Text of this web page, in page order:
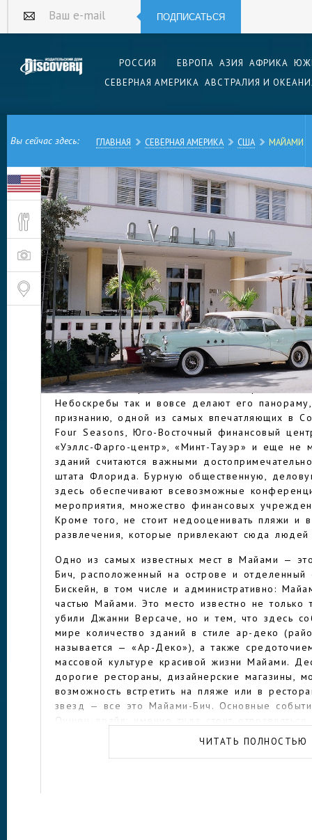
Ваш e-mail ПОДПИСАТЬСЯ
РОССИЯ ЕВРОПА АЗИЯ АФРИКА
СЕВЕРНАЯ АМЕРИКА АВСТРАЛИЯ И
Вы сейчас здесь: ГЛАВНАЯ СЕВЕРНАЯ АМЕРИКА США МАЙАМИ
МАЙАМИ
Вошедшие в разряд культовых сериалы
«Декстер», фильм «Миссия в Майами» и
действие которых происходит в этом городе,
Смита и многое другое говорит о том, что
в массовой культуре. Все знают, что Майами
длинные пляжи, широкие бульвары, красивые
жизнь и прочие разнообразные развлечения
по фильмам и сериалам). Соответствует ли
взращенным киноиндустрией стереотипам?
Конечно, все вышеперечисленное, а также
(которой здесь даже посвящен музей),
магазины, дорогие бутики и шикарные
по величине городе солнечной Флориды
Небоскребы так и вовсе делают его
признанию, одной из самых впечатляющих в
Four Seasons, Юго-Восточный финансовый
«Уэллс-Фарго-центр», «Минт-Тауэр» и еще не
зданий считаются важными
штата Флорида. Бурную общественную,
здесь обеспечивают всевозможные
мероприятия, множество финансовых
Кроме того, не стоит недооценивать пляжи и
развлечения, которые привлекают сюда
Одно из самых известных мест в Майами —
Бич, расположенный на острове и отделенный
Бискейн, в том числе и административно:
частью Майами. Это место известно не только
убили Джанни Версаче, но и тем, что здесь
мире количество зданий в стиле ар-деко
называется — «Ар-Деко»), а также
массовой культуре красивой жизни Майами.
дорогие рестораны, дизайнерские магазины,
возможность встретить на пляже или в
звезд — все это Майами-Бич. Основные
Оушен-драйв: именно туда стоит отправляться
знаменитостей, так и за прикосновением к
В самом Майами тоже полно интересных
ЧИТАТЬ ПОЛНОСТЬЮ